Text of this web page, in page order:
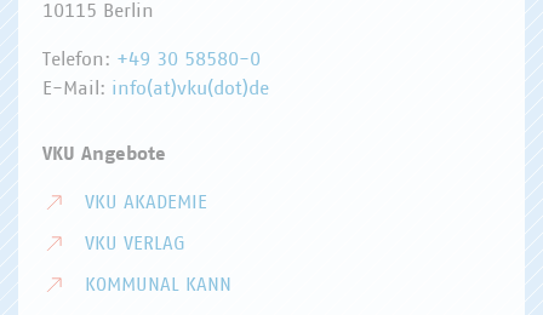
10115 Berlin
Telefon: +49 30 58580-0
E-Mail: info(at)vku(dot)de
VKU Angebote
VKU AKADEMIE
VKU VERLAG
KOMMUNAL KANN